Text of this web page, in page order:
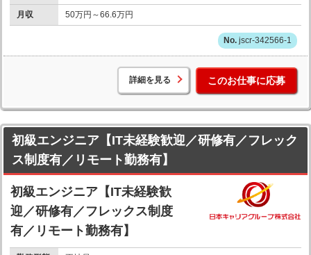
月収 50万円～66.6万円
jscr-342566-1
詳細を見る このお仕事に応募
初級エンジニア【IT未経験歓迎／研修有／フレック
ス制度有／リモート勤務有】
初級エンジニア【IT未経験歓
迎／研修有／フレックス制度
有／リモート勤務有】